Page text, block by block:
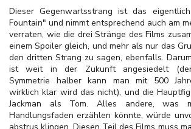
Dieser Gegenwartsstrang ist das
Fountain" und nimmt entsprechend auch am
verraten, wie die drei Stränge des Films
einem Spoiler gleich, und mehr als nur das
den dritten Strang zu sagen, ebenfalls.
ist weit in der Zukunft angesiedelt (der
Symmetrie halber kann man mit 500
wirklich klar wird das nicht), und die
Jackman als Tom. Alles andere, was
Handlungsfaden erzählen könnte, würde